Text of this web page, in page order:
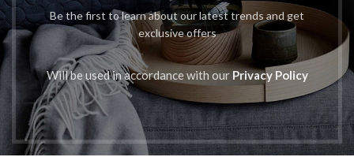
Be the first to learn about our latest trends and get
exclusive offers
Will be used in accordance with our Privacy Policy